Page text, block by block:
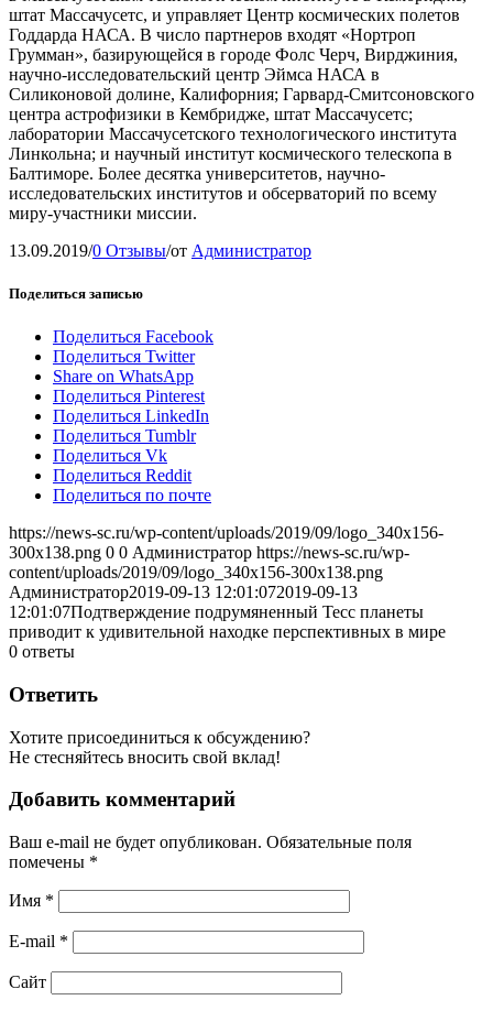
штат Массачусетс, и управляет Центр космических полетов
Годдарда НАСА. В число партнеров входят «Нортроп
Грумман», базирующейся в городе Фолс Черч, Вирджиния,
научно-исследовательский центр Эймса НАСА в
Силиконовой долине, Калифорния; Гарвард-Смитсоновского
центра астрофизики в Кембридже, штат Массачусетс;
лаборатории Массачусетского технологического института
Линкольна; и научный институт космического телескопа в
Балтиморе. Более десятка университетов, научно-
исследовательских институтов и обсерваторий по всему
миру-участники миссии.
13.09.2019/0 Отзывы/от Администратор
Поделиться записью
Поделиться Facebook
Поделиться Twitter
Share on WhatsApp
Поделиться Pinterest
Поделиться LinkedIn
Поделиться Tumblr
Поделиться Vk
Поделиться Reddit
Поделиться по почте
https://news-sc.ru/wp-content/uploads/2019/09/logo_340x156-
300x138.png 0 0 Администратор https://news-sc.ru/wp-
content/uploads/2019/09/logo_340x156-300x138.png
Администратор2019-09-13 12:01:072019-09-13
12:01:07Подтверждение подрумяненный Тесс планеты
приводит к удивительной находке перспективных в мире
0 ответы
Ответить
Хотите присоединиться к обсуждению?
Не стесняйтесь вносить свой вклад!
Добавить комментарий
Ваш e-mail не будет опубликован. Обязательные поля
помечены *
Имя *
E-mail *
Сайт